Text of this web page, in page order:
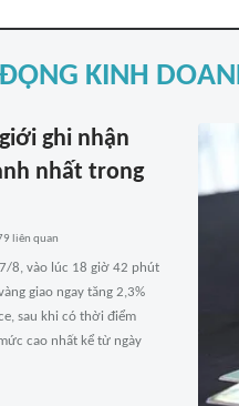
KINH
ghi nhận
nhất trong
liên quan
8, vào lúc 18 giờ 42 phút
giao ngay tăng 2,3%
sau khi có thời điểm
cao nhất kể từ ngày